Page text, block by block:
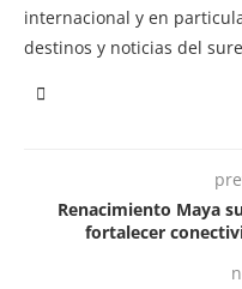
internacional y en
destinos y noticias del
Renacimiento Maya
fortalecer